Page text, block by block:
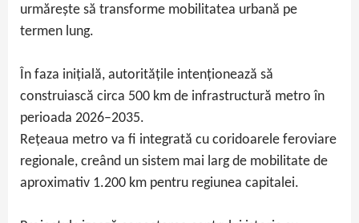
urmărește să transforme mobilitatea urbană pe
termen lung.
În faza inițială, autoritățile intenționează să
construiască circa 500 km de infrastructură metro în
perioada 2026–2035.
Rețeaua metro va fi integrată cu coridoarele feroviare
regionale, creând un sistem mai larg de mobilitate de
aproximativ 1.200 km pentru regiunea capitalei.